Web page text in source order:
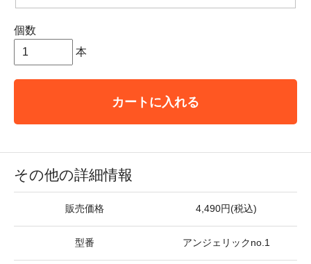
個数
本
カートに入れる
その他の詳細情報
販売価格 4,490円(税込)
型番 アンジェリックno.1